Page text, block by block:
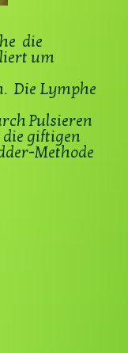
die
um
Die Lymphe
Pulsieren
giftigen
Methode